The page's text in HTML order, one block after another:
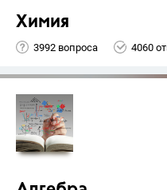
Химия
3992 вопроса 4060